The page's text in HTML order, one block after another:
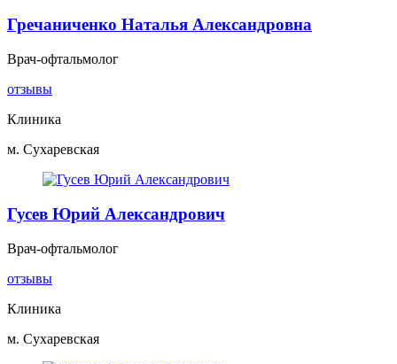
Гречаниченко Наталья Александровна
Врач-офтальмолог
отзывы
Клиника
м. Сухаревская
Гусев Юрий Александрович
Врач-офтальмолог
отзывы
Клиника
м. Сухаревская